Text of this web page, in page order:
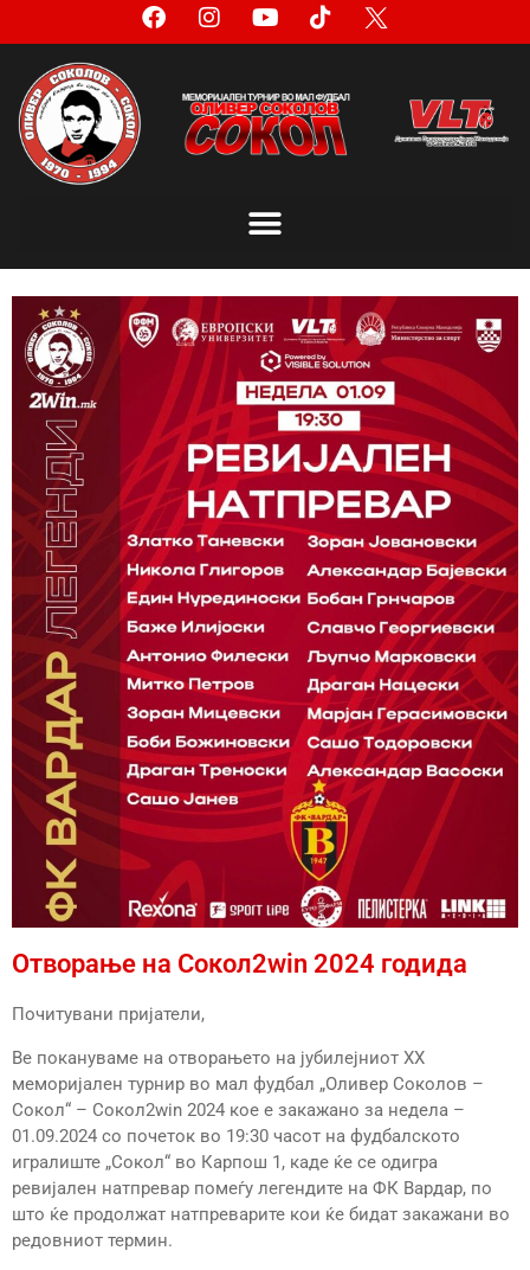
Отворање на Сокол2win 2024 годида
Почитувани пријатели,
Ве покануваме на отворањето на јубилејниот XX
меморијален турнир во мал фудбал „Оливер Соколов –
Сокол“ – Сокол2win 2024 кое е закажано за недела –
01.09.2024 со почеток во 19:30 часот на фудбалското
игралиште „Сокол“ во Карпош 1, каде ќе се одигра
ревијален натпревар помеѓу легендите на ФК Вардар, по
што ќе продолжат натпреварите кои ќе бидат закажани во
редовниот термин.